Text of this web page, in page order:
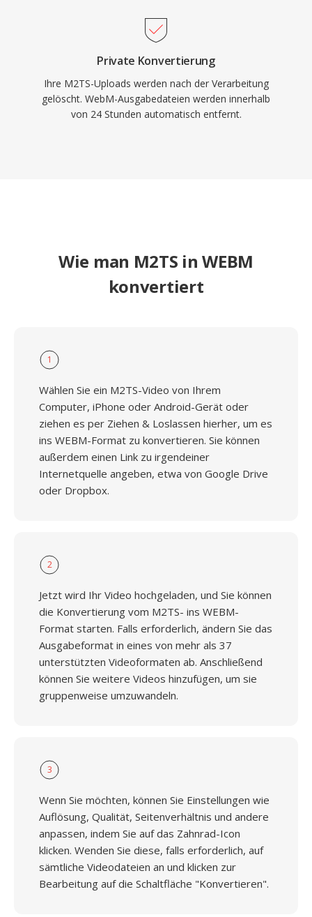
WebM zu einem Eckpfeiler der
lizenzgebührenfreien Web-Multimedia-
Bereitstellung.Private Konvertierung
Ihre M2TS-Uploads werden nach der Verarbeitung
gelöscht. WebM-Ausgabedateien werden innerhalb
von 24 Stunden automatisch entfernt.
Wie man M2TS in WEBM
konvertiert
1
Wählen Sie ein M2TS-Video von Ihrem
Computer, iPhone oder Android-Gerät oder
ziehen es per Ziehen & Loslassen hierher, um es
ins WEBM-Format zu konvertieren. Sie können
außerdem einen Link zu irgendeiner
Internetquelle angeben, etwa von Google Drive
oder Dropbox.
2
Jetzt wird Ihr Video hochgeladen, und Sie können
die Konvertierung vom M2TS- ins WEBM-
Format starten. Falls erforderlich, ändern Sie das
Ausgabeformat in eines von mehr als 37
unterstützten Videoformaten ab. Anschließend
können Sie weitere Videos hinzufügen, um sie
gruppenweise umzuwandeln.
3
Wenn Sie möchten, können Sie Einstellungen wie
Auflösung, Qualität, Seitenverhältnis und andere
anpassen, indem Sie auf das Zahnrad-Icon
klicken. Wenden Sie diese, falls erforderlich, auf
sämtliche Videodateien an und klicken zur
Bearbeitung auf die Schaltfläche "Konvertieren".